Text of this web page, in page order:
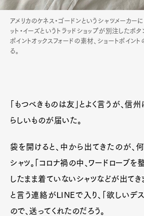
アメリカのケネス・ゴードンというシャツメーカー
ット・イーズというトラッドショップが別注したボ
ポイントオックスフォードの素材、ショートポイ
る。
「もつべきものは友」とよく言うが、
らしいものが届いた。
袋を開けると、中から出てきたのが、
シャツ。「コロナ禍の中、ワードローブ
したまま着ていないシャツなどが出てき
と言う連絡がLINEで入り、「欲しいデ
ので、送ってくれたのだろう。